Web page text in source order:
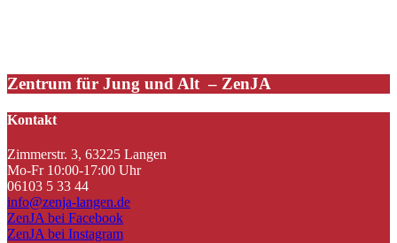
Zentrum für Jung und Alt – ZenJA
Kontakt
Zimmerstr. 3, 63225 Langen
Mo-Fr 10:00-17:00 Uhr
06103 5 33 44
info@zenja-langen.de
ZenJA bei Facebook
ZenJA bei Instagram